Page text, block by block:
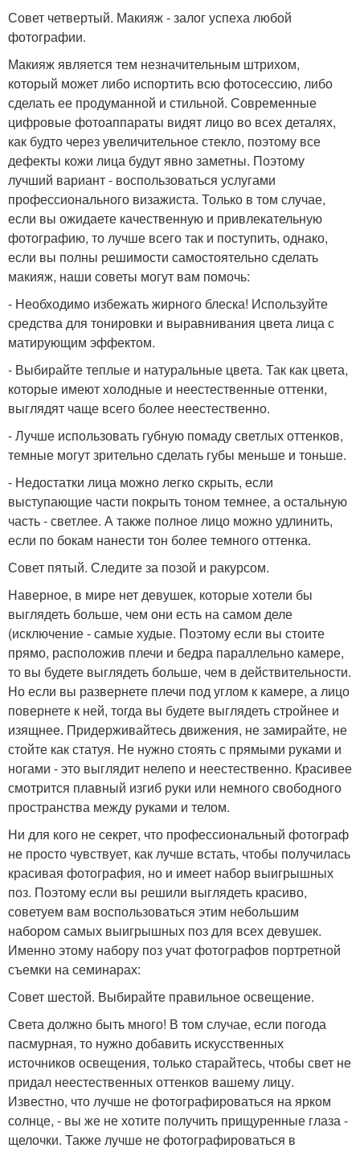
Совет четвертый. Макияж - залог успеха любой
фотографии.
Макияж является тем незначительным штрихом,
который может либо испортить всю фотосессию, либо
сделать ее продуманной и стильной. Современные
цифровые фотоаппараты видят лицо во всех деталях,
как будто через увеличительное стекло, поэтому все
дефекты кожи лица будут явно заметны. Поэтому
лучший вариант - воспользоваться услугами
профессионального визажиста. Только в том случае,
если вы ожидаете качественную и привлекательную
фотографию, то лучше всего так и поступить, однако,
если вы полны решимости самостоятельно сделать
макияж, наши советы могут вам помочь:
- Необходимо избежать жирного блеска! Используйте
средства для тонировки и выравнивания цвета лица с
матирующим эффектом.
- Выбирайте теплые и натуральные цвета. Так как цвета,
которые имеют холодные и неестественные оттенки,
выглядят чаще всего более неестественно.
- Лучше использовать губную помаду светлых оттенков,
темные могут зрительно сделать губы меньше и тоньше.
- Недостатки лица можно легко скрыть, если
выступающие части покрыть тоном темнее, а остальную
часть - светлее. А также полное лицо можно удлинить,
если по бокам нанести тон более темного оттенка.
Совет пятый. Следите за позой и ракурсом.
Наверное, в мире нет девушек, которые хотели бы
выглядеть больше, чем они есть на самом деле
(исключение - самые худые. Поэтому если вы стоите
прямо, расположив плечи и бедра параллельно камере,
то вы будете выглядеть больше, чем в действительности.
Но если вы развернете плечи под углом к камере, а лицо
повернете к ней, тогда вы будете выглядеть стройнее и
изящнее. Придерживайтесь движения, не замирайте, не
стойте как статуя. Не нужно стоять с прямыми руками и
ногами - это выглядит нелепо и неестественно. Красивее
смотрится плавный изгиб руки или немного свободного
пространства между руками и телом.
Ни для кого не секрет, что профессиональный фотограф
не просто чувствует, как лучше встать, чтобы получилась
красивая фотография, но и имеет набор выигрышных
поз. Поэтому если вы решили выглядеть красиво,
советуем вам воспользоваться этим небольшим
набором самых выигрышных поз для всех девушек.
Именно этому набору поз учат фотографов портретной
съемки на семинарах:
Совет шестой. Выбирайте правильное освещение.
Света должно быть много! В том случае, если погода
пасмурная, то нужно добавить искусственных
источников освещения, только старайтесь, чтобы свет не
придал неестественных оттенков вашему лицу.
Известно, что лучше не фотографироваться на ярком
солнце, - вы же не хотите получить прищуренные глаза -
щелочки. Также лучше не фотографироваться в